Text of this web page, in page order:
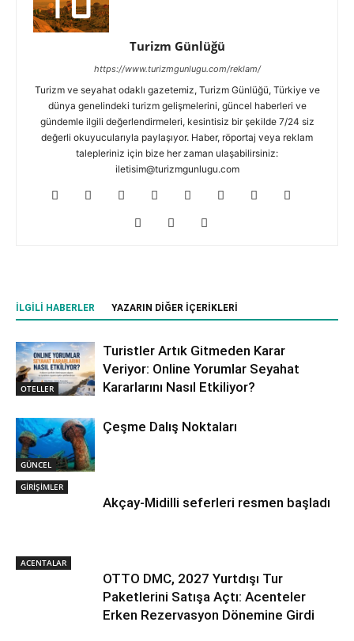
Turizm Günlüğü
https://www.turizmgunlugu.com/reklam/
Turizm ve seyahat odaklı gazetemiz, Turizm Günlüğü, Türkiye ve
dünya genelindeki turizm gelişmelerini, güncel haberleri ve
gündemle ilgili değerlendirmeleri, kesintisiz bir şekilde 7/24 siz
değerli okuyucularıyla paylaşıyor. Haber, röportaj veya reklam
talepleriniz için bize her zaman ulaşabilirsiniz:
iletisim@turizmgunlugu.com
İLGILI HABERLER YAZARIN DIĞER İÇERIKLERI
OTELLER
Turistler Artık Gitmeden Karar
Veriyor: Online Yorumlar Seyahat
Kararlarını Nasıl Etkiliyor?
GÜNCEL
Çeşme Dalış Noktaları
GİRİŞİMLER
Akçay-Midilli seferleri resmen başladı
ACENTALAR
OTTO DMC, 2027 Yurtdışı Tur
Paketlerini Satışa Açtı: Acenteler
Erken Rezervasyon Dönemine Girdi